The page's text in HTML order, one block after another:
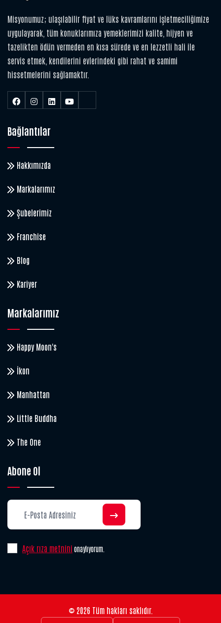
Misyonumuz; ulaşılabilir fiyat ve lüks kavramlarını işletmeciliğimize
uygulayarak, tüm konuklarımıza yemeklerimizi kalite, hijyen ve
tazelikten ödün vermeden en kısa sürede ve en lezzetli hali ile
servis etmek, kendilerini evlerindeki gibi rahat ve samimi
hissetmelerini sağlamaktır.
Bağlantılar
Hakkımızda
Markalarımız
Şubelerimiz
Franchise
Blog
Kariyer
Markalarımız
Happy Moon's
İkon
Manhattan
Little Buddha
The One
Abone Ol
Açık rıza metnini onaylıyorum.
© 2026 Tüm hakları saklıdır.